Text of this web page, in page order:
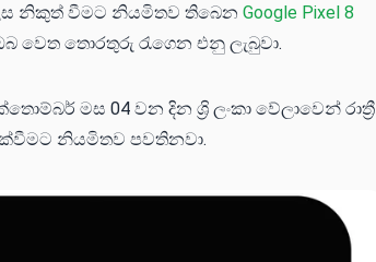
නිකුත් වීමට නියමිතව තිබෙන Google Pixel 8
වෙත තොරතු​රු රැගෙන එනු ලැබුවා.
මස 04 වන දින ශ්‍රි ලංකා වේලාවෙන් රාත්‍රී
නියමිතව පවතිනවා.